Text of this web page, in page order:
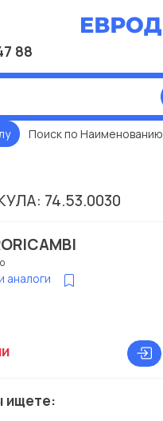
88
Поиск по Наименованию
74.53.0030
аналоги
ищете: